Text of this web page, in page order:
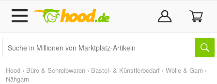
Hood › Büro & Schreibwaren › Bastel- & Künstlerbedarf › Wolle & Garn ›
Nähgarn